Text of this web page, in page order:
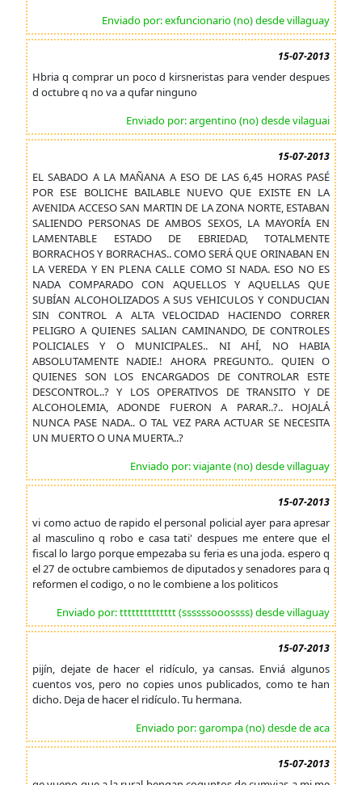
Enviado por: exfuncionario (no) desde villaguay
15-07-2013
Hbria q comprar un poco d kirsneristas para vender despues
d octubre q no va a qufar ninguno
Enviado por: argentino (no) desde vilaguai
15-07-2013
EL SABADO A LA MAÑANA A ESO DE LAS 6,45 HORAS PASÉ
POR ESE BOLICHE BAILABLE NUEVO QUE EXISTE EN LA
AVENIDA ACCESO SAN MARTIN DE LA ZONA NORTE, ESTABAN
SALIENDO PERSONAS DE AMBOS SEXOS, LA MAYORÍA EN
LAMENTABLE ESTADO DE EBRIEDAD, TOTALMENTE
BORRACHOS Y BORRACHAS.. COMO SERÁ QUE ORINABAN EN
LA VEREDA Y EN PLENA CALLE COMO SI NADA. ESO NO ES
NADA COMPARADO CON AQUELLOS Y AQUELLAS QUE
SUBÍAN ALCOHOLIZADOS A SUS VEHICULOS Y CONDUCIAN
SIN CONTROL A ALTA VELOCIDAD HACIENDO CORRER
PELIGRO A QUIENES SALIAN CAMINANDO, DE CONTROLES
POLICIALES Y O MUNICIPALES.. NI AHÍ, NO HABIA
ABSOLUTAMENTE NADIE.! AHORA PREGUNTO.. QUIEN O
QUIENES SON LOS ENCARGADOS DE CONTROLAR ESTE
DESCONTROL..? Y LOS OPERATIVOS DE TRANSITO Y DE
ALCOHOLEMIA, ADONDE FUERON A PARAR..?.. HOJALÁ
NUNCA PASE NADA.. O TAL VEZ PARA ACTUAR SE NECESITA
UN MUERTO O UNA MUERTA..?
Enviado por: viajante (no) desde villaguay
15-07-2013
vi como actuo de rapido el personal policial ayer para apresar
al masculino q robo e casa tati' despues me entere que el
fiscal lo largo porque empezaba su feria es una joda. espero q
el 27 de octubre cambiemos de diputados y senadores para q
reformen el codigo, o no le combiene a los politicos
Enviado por: tttttttttttttt (ssssssooossss) desde villaguay
15-07-2013
pijín, dejate de hacer el ridículo, ya cansas. Enviá algunos
cuentos vos, pero no copies unos publicados, como te han
dicho. Deja de hacer el ridículo. Tu hermana.
Enviado por: garompa (no) desde de aca
15-07-2013